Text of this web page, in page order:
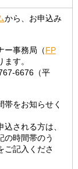
から、お申込み
ー事務局（FP
ます。
6676（平
をお知らせく
される方は、
の時間帯のう
記入くださ